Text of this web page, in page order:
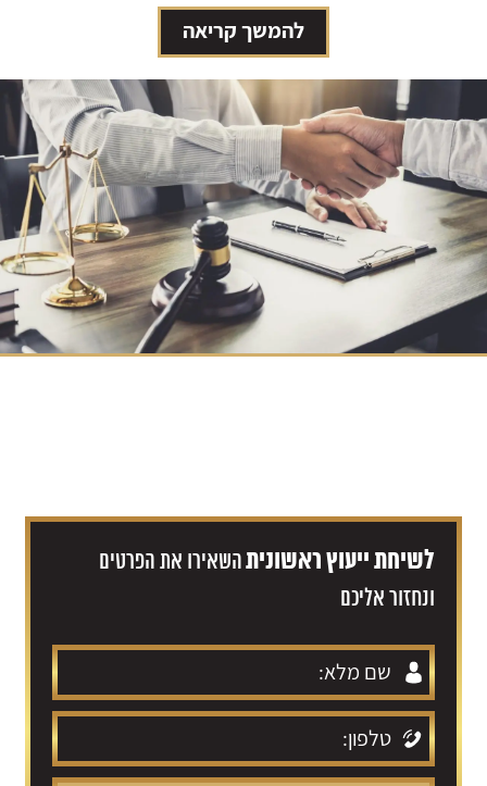
להמשך קריאה
לשיחת ייעוץ ראשוניתהשאירו את הפרטים
ונחזור אליכם